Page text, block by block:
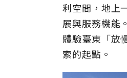
利空間，地上
展與服務機能
體驗臺東「放
索的起點。